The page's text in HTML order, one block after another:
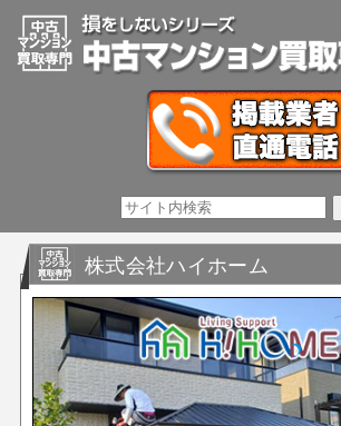
株式会社ハイホーム